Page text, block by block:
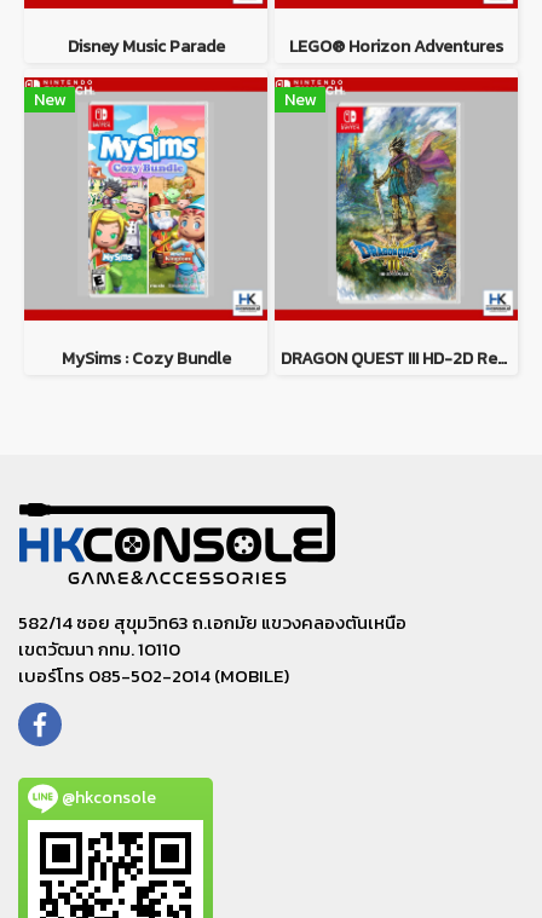
Disney Music Parade LEGO® Horizon Adventures
New
MySims : Cozy Bundle
New
DRAGON QUEST III HD-2D Remake
582/14 ซอย สุขุมวิท63 ถ.เอกมัย แขวงคลองตันเหนือ
เขตวัฒนา กทม. 10110
เบอร์โทร 085-502-2014 (MOBILE)
@hkconsole